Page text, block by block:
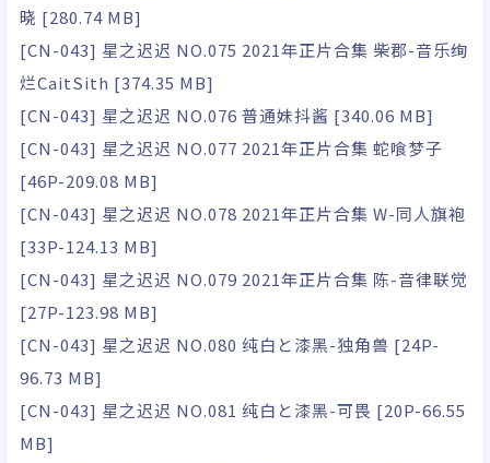
晓 [280.74 MB]
[CN-043] 星之迟迟 NO.075 2021年正片合集 柴郡-音乐绚
烂CaitSith [374.35 MB]
[CN-043] 星之迟迟 NO.076 普通妹抖酱 [340.06 MB]
[CN-043] 星之迟迟 NO.077 2021年正片合集 蛇喰梦子
[46P-209.08 MB]
[CN-043] 星之迟迟 NO.078 2021年正片合集 W-同人旗袍
[33P-124.13 MB]
[CN-043] 星之迟迟 NO.079 2021年正片合集 陈-音律联觉
[27P-123.98 MB]
[CN-043] 星之迟迟 NO.080 纯白と漆黑-独角兽 [24P-
96.73 MB]
[CN-043] 星之迟迟 NO.081 纯白と漆黑-可畏 [20P-66.55
MB]